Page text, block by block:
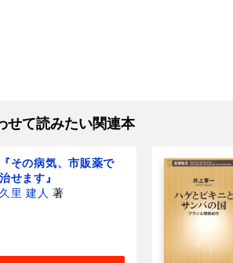
せて読みたい関連本
『その病気、市販薬で
治せます』
久里 建人 著